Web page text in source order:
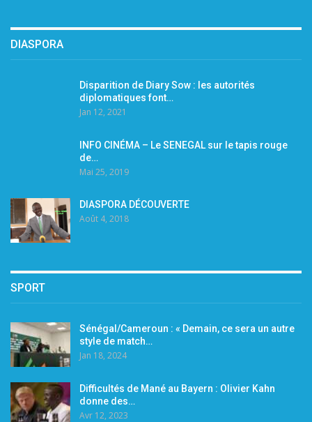
DIASPORA
Disparition de Diary Sow : les autorités
diplomatiques font…
Jan 12, 2021
INFO CINÉMA – Le SENEGAL sur le tapis rouge
de…
Mai 25, 2019
DIASPORA DÉCOUVERTE
Août 4, 2018
SPORT
Sénégal/Cameroun : « Demain, ce sera un autre
style de match…
Jan 18, 2024
Difficultés de Mané au Bayern : Olivier Kahn
donne des…
Avr 12, 2023